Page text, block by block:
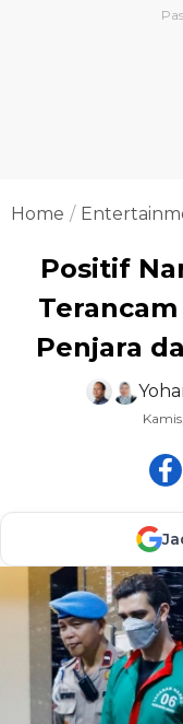
Home
Positif
Penjara